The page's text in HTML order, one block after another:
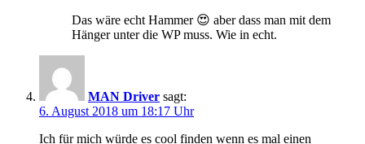
Das wäre echt Hammer 😍 aber dass man mit dem
Hänger unter die WP muss. Wie in echt.
MAN Driver sagt:
6. August 2018 um 18:17 Uhr
Ich für mich würde es cool finden wenn es mal einen